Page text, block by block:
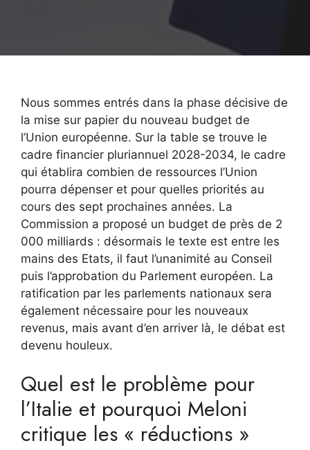
Nous sommes entrés dans la phase décisive de
la mise sur papier du nouveau budget de
l’Union européenne. Sur la table se trouve le
cadre financier pluriannuel 2028-2034, le cadre
qui établira combien de ressources l’Union
pourra dépenser et pour quelles priorités au
cours des sept prochaines années. La
Commission a proposé un budget de près de 2
000 milliards : désormais le texte est entre les
mains des Etats, il faut l’unanimité au Conseil
puis l’approbation du Parlement européen. La
ratification par les parlements nationaux sera
également nécessaire pour les nouveaux
revenus, mais avant d’en arriver là, le débat est
devenu houleux.
Quel est le problème pour
l’Italie et pourquoi Meloni
critique les « réductions »